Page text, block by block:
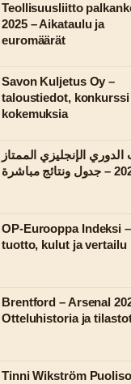
Teollisuusliitto
2025 – Aikataulu ja
euromäärät
Savon Kuljetus Oy –
taloustiedot, konkurssi
kokemuksia
الدوري الإنجليزي الممتاز
مباشرة
OP-Eurooppa Indeksi –
tuotto, kulut ja vertailu
Brentford – Arsenal
Otteluhistoria ja
Tinni Wikström